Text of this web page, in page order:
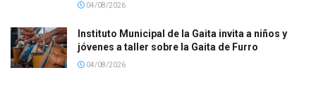
04/08/2026
Instituto Municipal de la Gaita invita a niños y
jóvenes a taller sobre la Gaita de Furro
04/08/2026